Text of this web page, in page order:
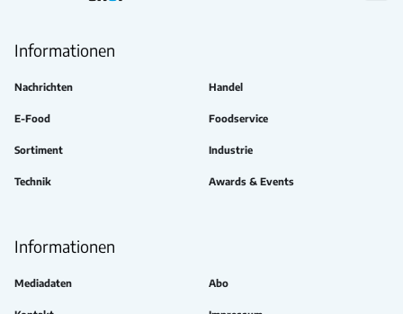
Informationen
Nachrichten Handel
E-Food Foodservice
Sortiment Industrie
Technik Awards & Events
Informationen
Mediadaten Abo